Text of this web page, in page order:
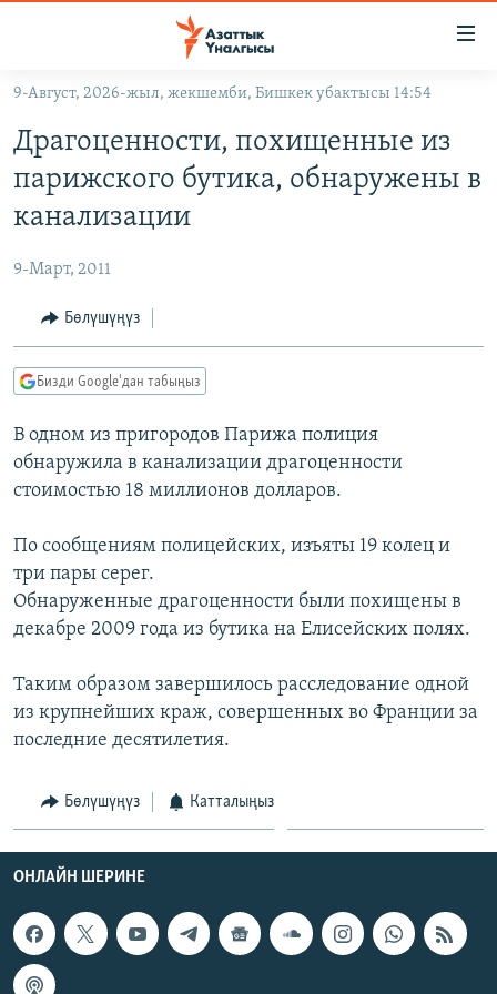
Навигацияга
өтүңүз
Издөөгө
салыңыз
КЫРГЫЗСТАН
КЫРГЫЗСТАН
ЭКОНОМИКА
МАДАНИЯТ
ДҮЙНӨ
БОРБОР АЗИЯ
АТАЙЫН ИЛИКТӨӨ
ТВ ПРОГРАММАЛАР
ЭКСПЕРТТЕР ТАЛДАЙТ
БИЗ ЖАНА ДҮЙНӨ
ДАНИСТЕ
АЗАТТЫК+
ЫҢГАЙСЫЗ СУРООЛОР
ӨЗГӨЧӨ ПИКИР
Русский
9-Август, 2026-жыл, жекшемби, Бишкек убактысы 14:54
Драгоценности, похищенные из
парижского бутика, обнаружены в
канализации
9-Март, 2011
Бөлүшүңүз
Бизди Google'дан табыңыз
В одном из пригородов Парижа полиция
обнаружила в канализации драгоценности
стоимостью 18 миллионов долларов.
По сообщениям полицейских, изъяты 19 колец и
три пары серег.
Обнаруженные драгоценности были похищены в
декабре 2009 года из бутика на Елисейских полях.
Таким образом завершилось расследование одной
из крупнейших краж, совершенных во Франции за
последние десятилетия.
Бөлүшүңүз Катталыңыз
ОНЛАЙН ШЕРИНЕ